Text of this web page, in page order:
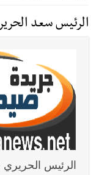
أخبار صيدا مؤسسة
في صيدا نتيجة
الرئيس سعد
الرئيس الحريري